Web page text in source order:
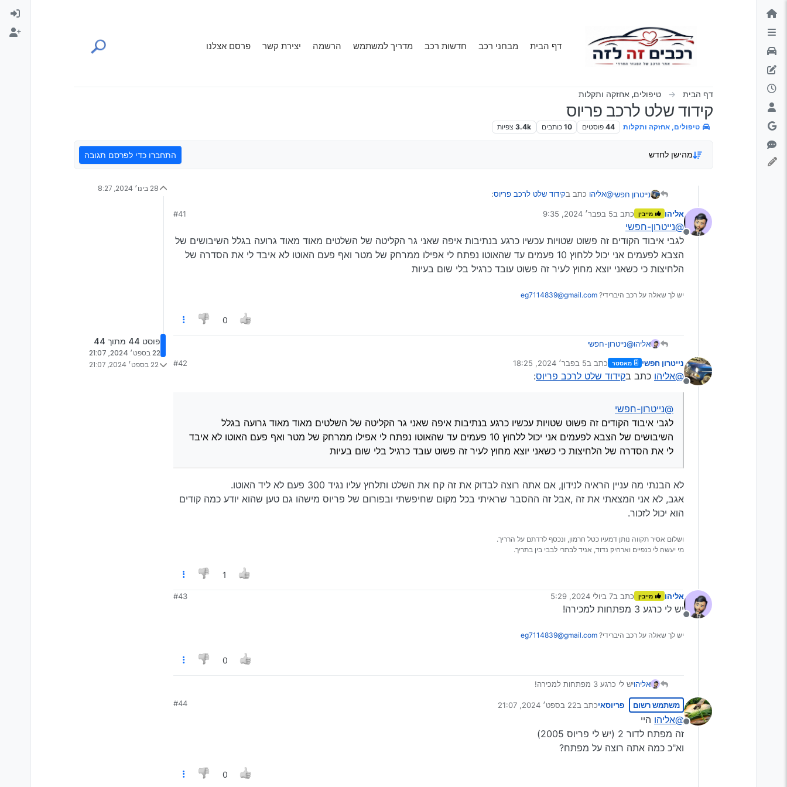
דילוג לתוכן
דף הבית מבחני רכב חדשות רכב מדריך למשתמש הרשמה יצירת קשר פרסם אצלנו
דף הבית טיפולים, אחזקה ותקלות
קידוד שלט לרכב פריוס
טיפולים, אחזקה ותקלות 44 פוסטים 10 כותבים 3.4k צפיות
מהישן לחדש התחברו כדי לפרסם תגובה
נייטרון חפשי@אליהו כתב בקידוד שלט לרכב פריוס:
רצף הקודים
לכאורה כן (לא מתחשק לי לבדוק על שלי במיוחד שאין לי חילופי).
@אליהוכתב בקידוד שלט לרכב פריוס :
ועוד שאלה בעניין אני קידדתי מפתח אחד לשלושת הרכבים שלי איך הוא יודע לפתוח את שלושתם ולסנכרן בין הקודים של כולם?
מנותק
אליהו מייבין כתב ב5 בפבר׳ 2024, 9:35
נערך לאחרונה על ידי
#41
@נייטרון-חפשי
לגבי איבוד הקודים זה פשוט שטויות עכשיו כרגע בנתיבות איפה שאני גר הקליטה של השלטים מאוד מאוד גרועה בגלל השיבושים של
הצבא לפעמים אני יכול ללחוץ 10 פעמים עד שהאוטו נפתח לי אפילו ממרחק של מטר ואף פעם האוטו לא איבד לי את הסדרה של
הלחיצות כי כשאני יוצא מחוץ לעיר זה פשוט עובד כרגיל בלי שום בעיות
יש לך שאלה על רכב היברידי? eg7114839@gmail.com
0
אליהו@נייטרון-חפשי
לפעמים אני יכול ללחוץ 10 פעמים עד שהאוטו נפתח לי אפילו ממרחק של מטר ואף פעם האוטו לא איבד לי את הסדרה של הלחיצות כי כשאני
יוצא מחוץ לעיר זה פשוט עובד כרגיל בלי שום בעיות
מנותק
נייטרון חפשי מאסטר כתב ב5 בפבר׳ 2024, 18:25
נערך לאחרונה על ידי
#42
@אליהו כתב בקידוד שלט לרכב פריוס:
@נייטרון-חפשי
לגבי איבוד הקודים זה פשוט שטויות עכשיו כרגע בנתיבות איפה שאני גר הקליטה של השלטים מאוד מאוד גרועה בגלל
השיבושים של הצבא לפעמים אני יכול ללחוץ 10 פעמים עד שהאוטו נפתח לי אפילו ממרחק של מטר ואף פעם האוטו לא איבד
לי את הסדרה של הלחיצות כי כשאני יוצא מחוץ לעיר זה פשוט עובד כרגיל בלי שום בעיות
לא הבנתי מה עניין הראיה לנידון, אם אתה רוצה לבדוק את זה קח את השלט ותלחץ עליו נגיד 300 פעם לא ליד האוטו.
אגב, לא אני המצאתי את זה ,אבל זה ההסבר שראיתי בכל מקום שחיפשתי ובפורום של פריוס מישהו גם טען שהוא יודע כמה קודים
הוא יכול לזכור.
ושלום אסיר תקווה נותן דמעיו כטל חרמון, ונכסף לרדתם על הרריך.
מי יעשה לי כנפיים וארחיק נדוד, אניד לבתרי לבבי בין בתריך.
1
מנותק
אליהו מייבין כתב ב7 ביולי 2024, 5:29
נערך לאחרונה על ידי
#43
יש לי כרגע 3 מפתחות למכירה!
יש לך שאלה על רכב היברידי? eg7114839@gmail.com
0
אליהויש לי כרגע 3 מפתחות למכירה!
מנותק
משתמש רשום פריוסאיכתב ב22 בספט׳ 2024, 21:07
נערך לאחרונה על ידי
#44
@אליהו היי
זה מפתח לדור 2 (יש לי פריוס 2005)
וא"כ כמה אתה רוצה על מפתח?
0
28 בינו׳ 2024, 8:27
פוסט 44 מתוך 44
22 בספט׳ 2024, 21:07
22 בספט׳ 2024, 21:07